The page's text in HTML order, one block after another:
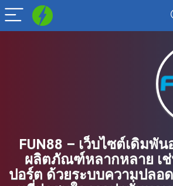
FUN88 – เว็บไซต์เดิมพั
ผลิตภัณฑ์หลากหลาย เ
ปอร์ต ด้วยระบบความปลอ